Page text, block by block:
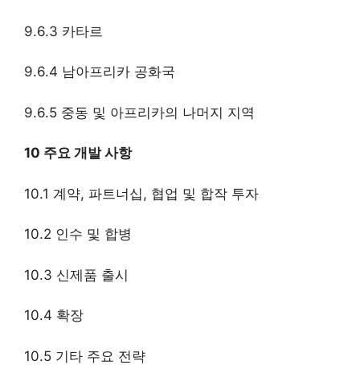
9.6.3 카타르
9.6.4 남아프리카 공화국
9.6.5 중동 및 아프리카의 나머지 지역
10 주요 개발 사항
10.1 계약, 파트너십, 협업 및 합작 투자
10.2 인수 및 합병
10.3 신제품 출시
10.4 확장
10.5 기타 주요 전략